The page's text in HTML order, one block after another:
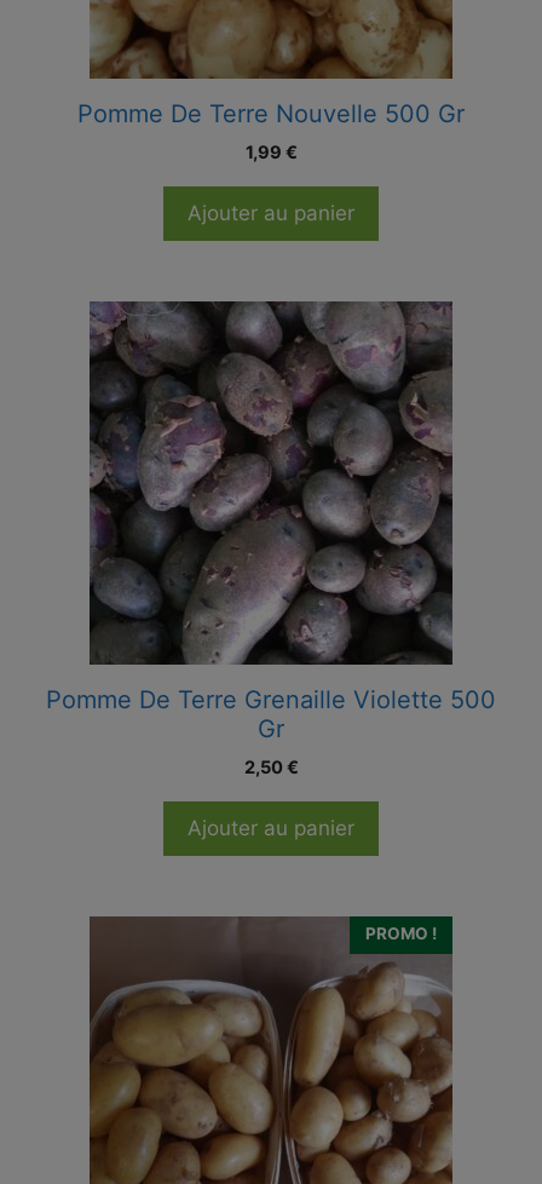
Pomme De Terre Nouvelle 500 Gr
1,99 €
Ajouter au panier
Pomme De Terre Grenaille Violette 500
Gr
2,50€
Ajouter au panier
PROMO !